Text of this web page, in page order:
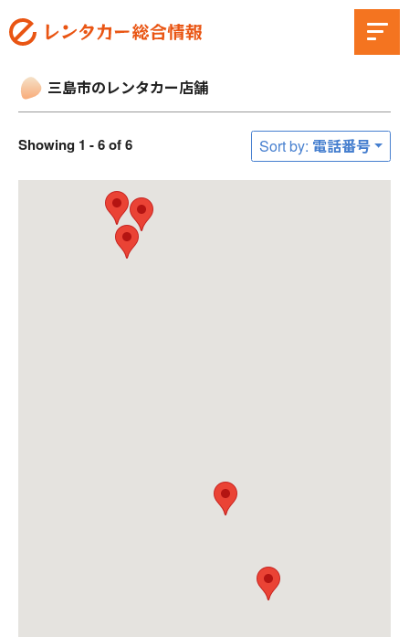
三島市のレンタカー店舗
Showing 1 - 6 of 6 Sort by: 電話番号